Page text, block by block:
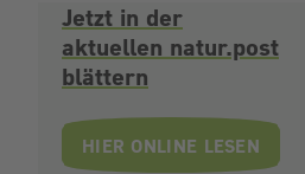
Jetzt in der
aktuellen natur.post
blättern
HIER ONLINE LESEN